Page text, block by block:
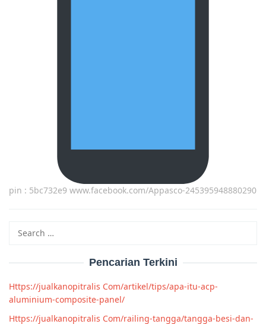
pin : 5bc732e9 www.facebook.com/Appasco-245395948880290
for:
Pencarian Terkini
Https://jualkanopitralis Com/artikel/tips/apa-itu-acp-
aluminium-composite-panel/
Https://jualkanopitralis Com/railing-tangga/tangga-besi-dan-